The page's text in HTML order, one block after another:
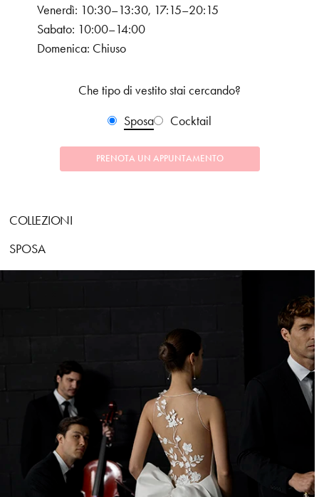
Venerdì: 10:30–13:30, 17:15–20:15
Sabato: 10:00–14:00
Domenica: Chiuso
Che tipo di vestito stai cercando?
Sposa
Cocktail
PRENOTA UN APPUNTAMENTO
COLLEZIONI
SPOSA